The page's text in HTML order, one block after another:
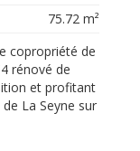
75.72 m²
copropriété de
rénové de
et profitant
La Seyne sur